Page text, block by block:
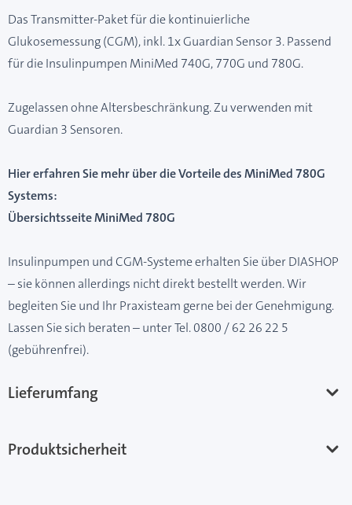
Das Transmitter-Paket für die kontinuierliche
Glukosemessung (CGM), inkl. 1x Guardian Sensor 3. Passend
für die Insulinpumpen MiniMed 740G, 770G und 780G.
Zugelassen ohne Altersbeschränkung. Zu verwenden mit
Guardian 3 Sensoren.
Hier erfahren Sie mehr über die Vorteile des MiniMed 780G
Systems:
Übersichtsseite MiniMed 780G
Insulinpumpen und CGM-Systeme erhalten Sie über DIASHOP
– sie können allerdings nicht direkt bestellt werden. Wir
begleiten Sie und Ihr Praxisteam gerne bei der Genehmigung.
Lassen Sie sich beraten – unter Tel. 0800 / 62 26 22 5
(gebührenfrei).
Lieferumfang
Produktsicherheit